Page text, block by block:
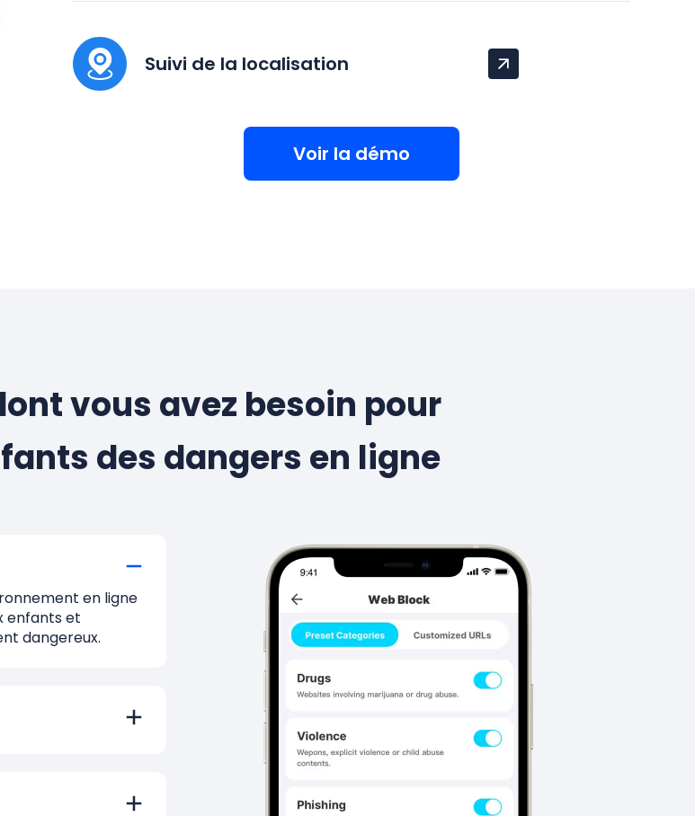
Suivi de la localisation
Voir la démo
vous avez besoin pour
des dangers en ligne
en ligne
enfants et
dangereux.